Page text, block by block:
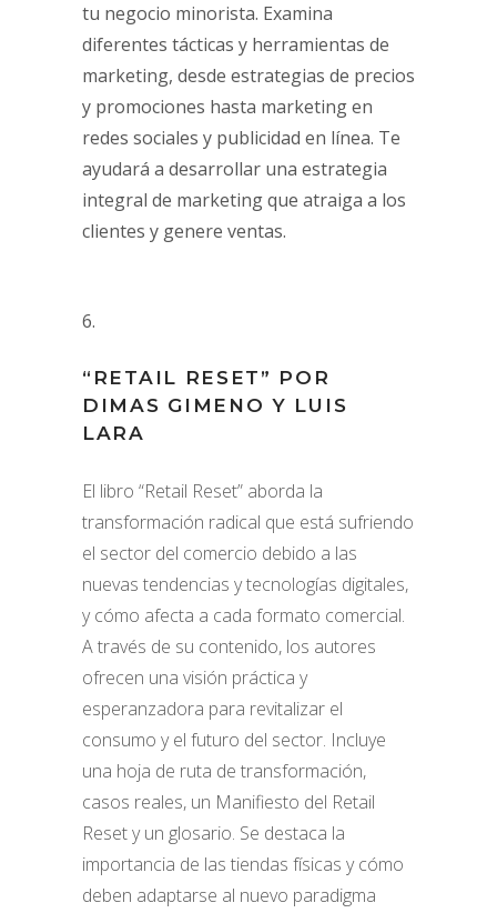
tu negocio minorista. Examina
diferentes tácticas y herramientas de
marketing, desde estrategias de precios
y promociones hasta marketing en
redes sociales y publicidad en línea. Te
ayudará a desarrollar una estrategia
integral de marketing que atraiga a los
clientes y genere ventas.
“RETAIL RESET” POR
DIMAS GIMENO Y LUIS
LARA
El libro “Retail Reset” aborda la
transformación radical que está sufriendo
el sector del comercio debido a las
nuevas tendencias y tecnologías digitales,
y cómo afecta a cada formato comercial.
A través de su contenido, los autores
ofrecen una visión práctica y
esperanzadora para revitalizar el
consumo y el futuro del sector. Incluye
una hoja de ruta de transformación,
casos reales, un Manifiesto del Retail
Reset y un glosario. Se destaca la
importancia de las tiendas físicas y cómo
deben adaptarse al nuevo paradigma